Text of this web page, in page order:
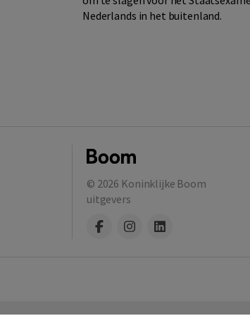
Nederlands in het buitenland.
© 2026 Koninklijke Boom
uitgevers